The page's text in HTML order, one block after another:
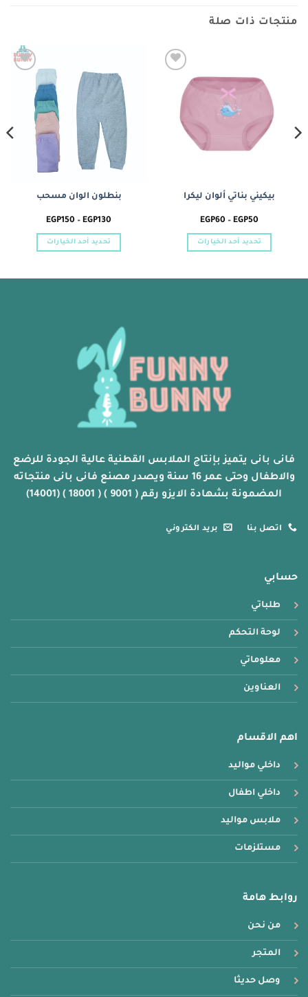
منتجات ذات صلة
بيكيني بناتي ألوان ليكرا
EGP50
–
EGP60
نطاق
منتحديد أحد الخيارات
يمكن
اختيار
الخيارات
على
بنطلون الوان مسحب
EGP130
–
EGP150
نطاق
تحديد أحد الخيارات
يمكن
فانى بانى يتميز بإنتاج الملابس القطنية عالية الجودة للرضع
والاطفال وحتى عمر 16 سنة ويصدر مصنع فانى بانى منتجاته
المضمونة بشهادة الايزو رقم ( 9001 ) ( 18001 ) (14001)
اتصل بنا بريد الكتروني
حسابي
طلباتي
لوحة التحكم
معلوماتي
العناوين
اهم الاقسام
داخلي مواليد
داخلي اطفال
ملابس مواليد
مستلزمات
روابط هامة
من نحن
المتجر
وصل حديثا